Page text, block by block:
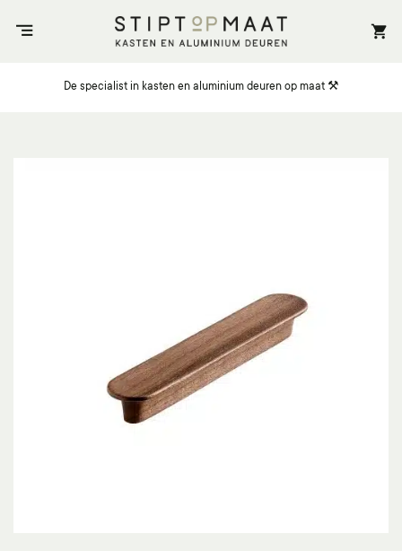
naar
De specialist in kasten en aluminium deuren op maat ⚒️